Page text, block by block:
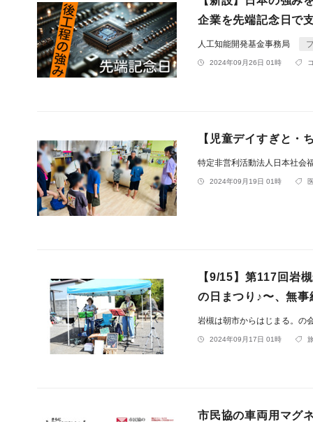
企業を先端記念日で
人工知能開発基金事務局
2024年09月26日 01時
【児童デイすぎと・
特定非営利活動法人日本社会
2024年09月19日 01時
【9/15】第117回岩
の日まつり♪〜、無
岩槻は朝市からはじまる。の
2024年09月17日 01時
市民協の車両用マグ